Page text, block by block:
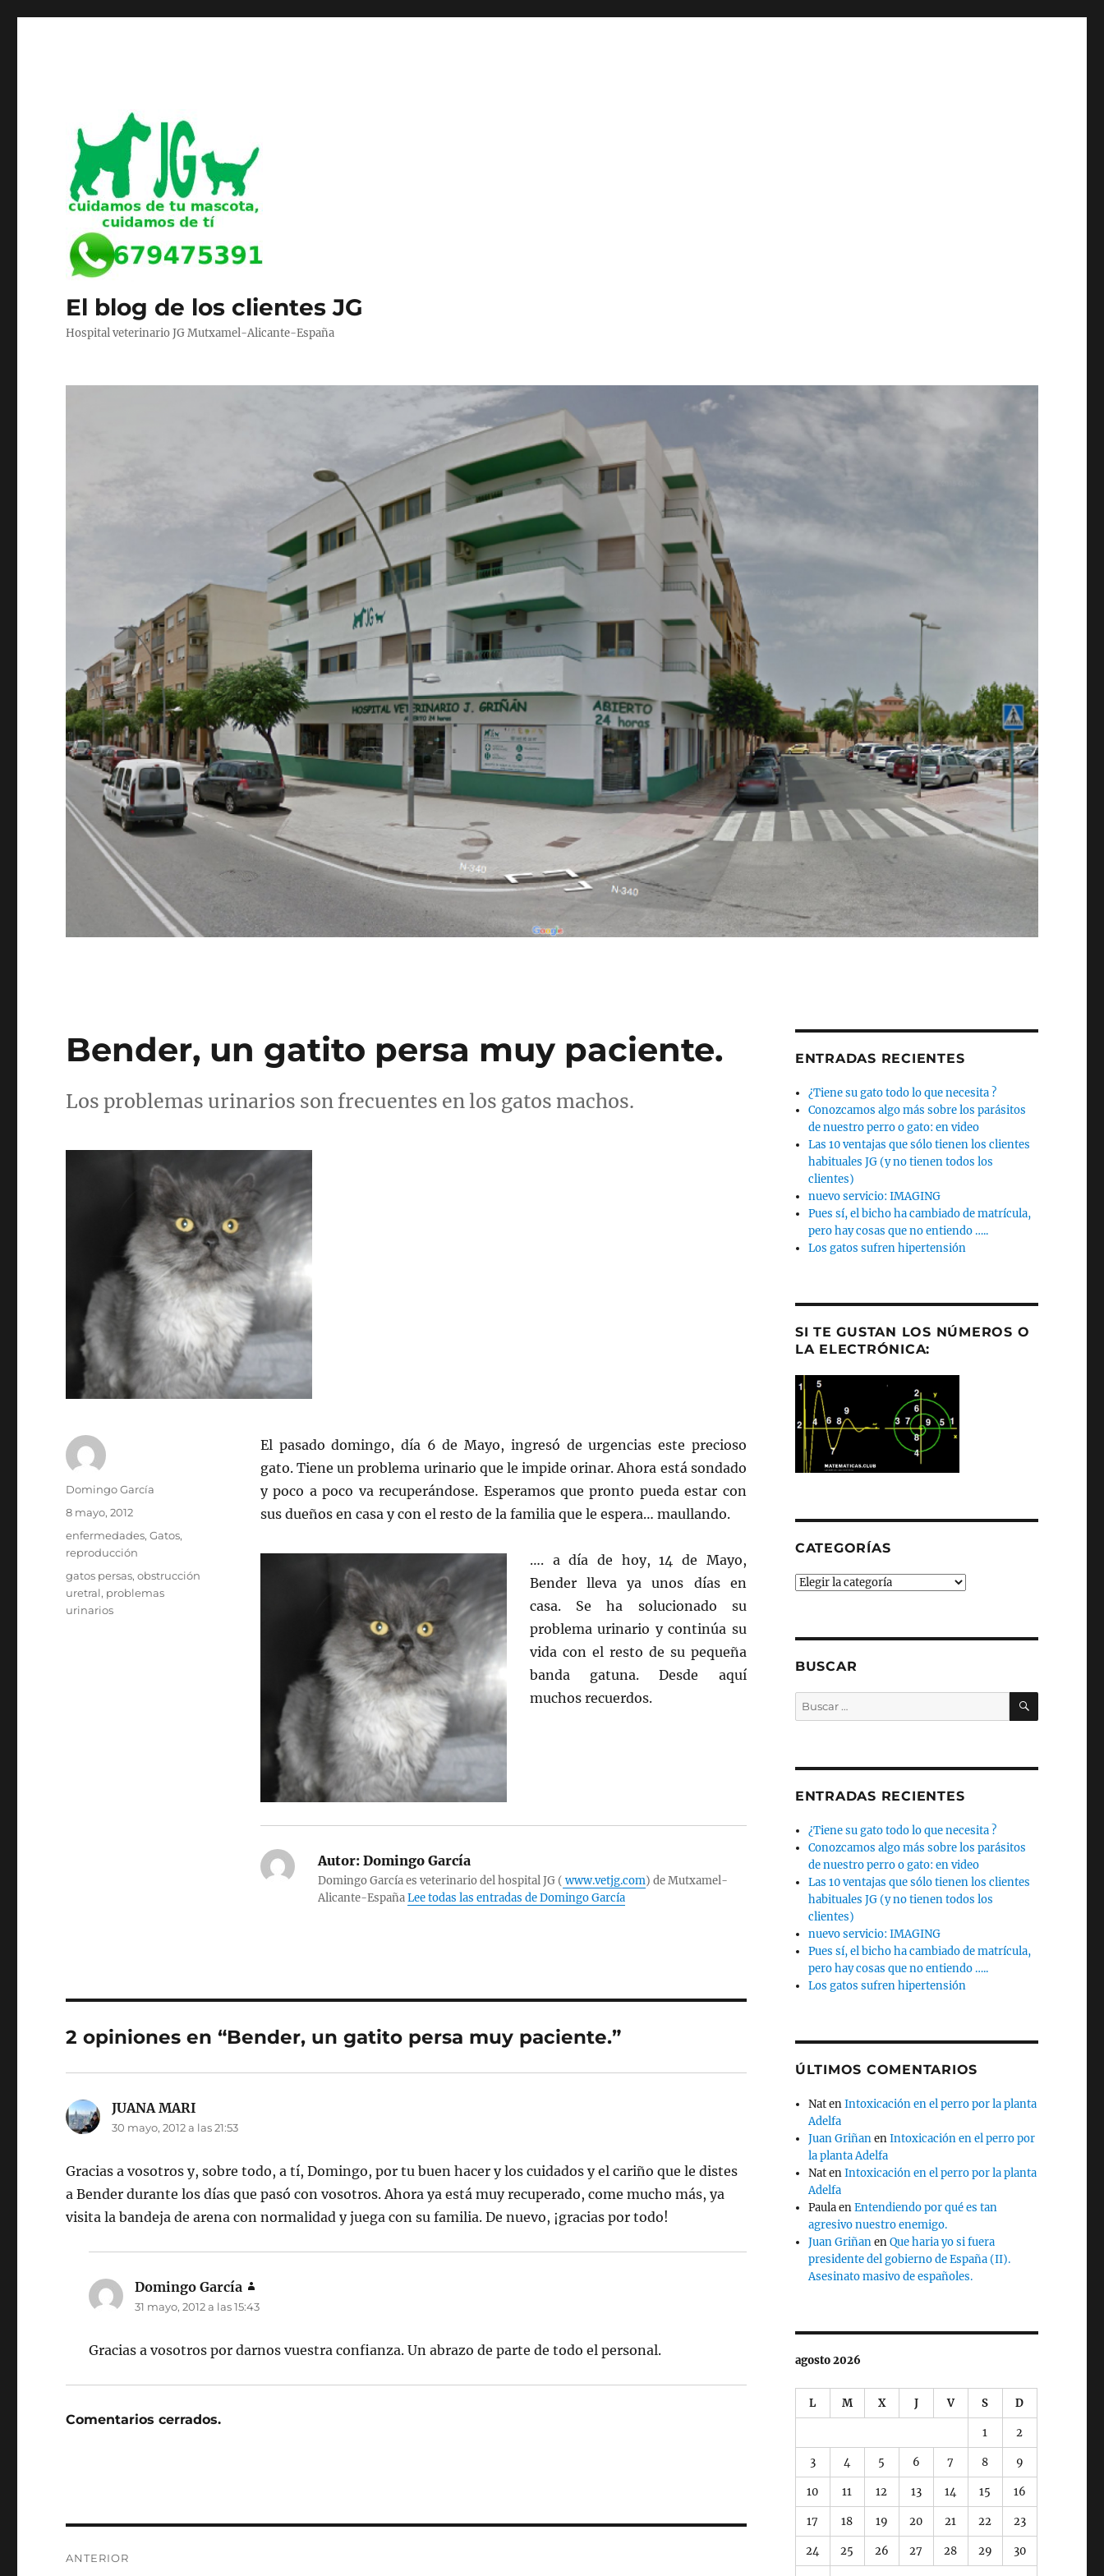
El blog de los clientes JG
Hospital veterinario JG Mutxamel-Alicante-España
Bender, un gatito persa muy paciente.
Los problemas urinarios son frecuentes en los gatos machos.
El pasado domingo, día 6 de Mayo, ingresó de urgencias este precioso
gato. Tiene un problema urinario que le impide orinar. Ahora está sondado
y poco a poco va recuperándose. Esperamos que pronto pueda estar con
sus dueños en casa y con el resto de la familia que le espera… maullando.
…. a día de hoy, 14 de Mayo,
Bender lleva ya unos días en
casa. Se ha solucionado su
problema urinario y continúa su
vida con el resto de su pequeña
banda gatuna. Desde aquí
muchos recuerdos.
Autor:Domingo García
Domingo García es veterinario del hospital JG ( www.vetjg.com) de Mutxamel-
Alicante-EspañaLee todas las entradas de Domingo García
Autor
Domingo García
Publicado
8 mayo, 2012
Categorías
enfermedades,Gatos,
reproducción
Etiquetas
gatos persas,obstrucción
uretral, problemas
urinarios
2 opiniones en “Bender, un gatito persa muy paciente.”
JUANA MARI
30 mayo, 2012 a las 21:53
Gracias a vosotros y, sobre todo, a tí, Domingo, por tu buen hacer y los cuidados y el cariño que le distes
a Bender durante los días que pasó con vosotros. Ahora ya está muy recuperado, come mucho más, ya
visita la bandeja de arena con normalidad y juega con su familia. De nuevo, ¡gracias por todo!
Domingo García
31 mayo, 2012 a las 15:43
Gracias a vosotros por darnos vuestra confianza. Un abrazo de parte de todo el personal.
Comentarios cerrados.
ANTERIOR
ENTRADAS RECIENTES
¿Tiene su gato todo lo que necesita ?
Conozcamos algo más sobre los parásitos
de nuestro perro o gato: en video
Las 10 ventajas que sólo tienen los clientes
habituales JG (y no tienen todos los
clientes)
nuevo servicio: IMAGING
Pues sí, el bicho ha cambiado de matrícula,
pero hay cosas que no entiendo …..
Los gatos sufren hipertensión
SI TE GUSTAN LOS NÚMEROS O
LA ELECTRÓNICA:
CATEGORÍAS
Categorías
BUSCAR
Buscar
por:
BUSCAR
ENTRADAS RECIENTES
¿Tiene su gato todo lo que necesita ?
Conozcamos algo más sobre los parásitos
de nuestro perro o gato: en video
Las 10 ventajas que sólo tienen los clientes
habituales JG (y no tienen todos los
clientes)
nuevo servicio: IMAGING
Pues sí, el bicho ha cambiado de matrícula,
pero hay cosas que no entiendo …..
Los gatos sufren hipertensión
ÚLTIMOS COMENTARIOS
NatenIntoxicación en el perro por la planta
Adelfa
Juan GriñanenIntoxicación en el perro por
la planta Adelfa
NatenIntoxicación en el perro por la planta
Adelfa
PaulaenEntendiendo por qué es tan
agresivo nuestro enemigo.
Juan GriñanenQue haria yo si fuera
presidente del gobierno de España (II).
Asesinato masivo de españoles.
agosto 2026
L M X J V S D
1 2
3 4 5 6 7 8 9
10 11 12 13 14 15 16
17 18 19 20 21 22 23
24 25 26 27 28 29 30